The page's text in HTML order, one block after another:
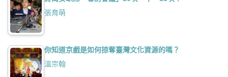
張育萌
你知道京戲是如何掠奪臺灣文化資源的嗎？
溫宗翰